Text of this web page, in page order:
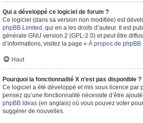
Qui a développé ce logiciel de forum ?
Ce logiciel (dans sa version non modifiée) est
phpBB Limited , qui en a les droits d’auteur. Il est
générale GNU version 2 (GPL-2.0) et peut être
d’informations, visitez la page « À propos de phpBB
Haut
Pourquoi la fonctionnalité X n’est pas disponible ?
Ce logiciel a été développé et mis sous licence par
pensez qu’une fonctionnalité nécessite d’être
phpBB Ideas (en anglais) où vous pouvez voter
suggérer de nouvelles.